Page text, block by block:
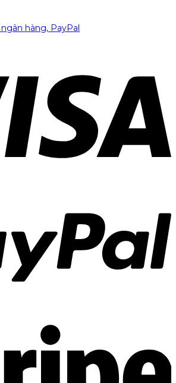
hàng, PayPal